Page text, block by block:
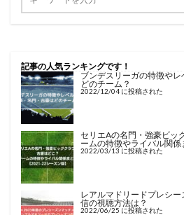
記事の人気ランキングです！
ブンデスリーガの特徴や
どのチーム？
2022/12/04 に投稿された
セリエAの名門・強豪ビッ
ームの特徴やライバル関係
2022/03/13 に投稿された
レアルマドリードプレシ
信の視聴方法は？
2022/06/25 に投稿された